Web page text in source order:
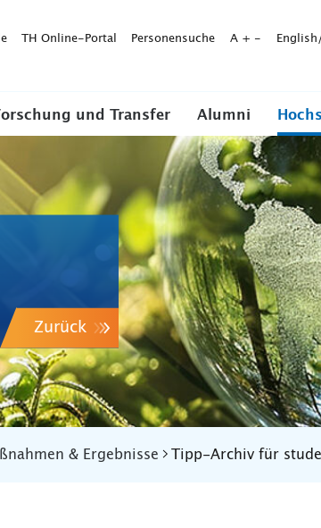
TH Online-Portal Personensuche A + -
und Transfer Alumni
Zurück
& Ergebnisse Tipp-Archiv für